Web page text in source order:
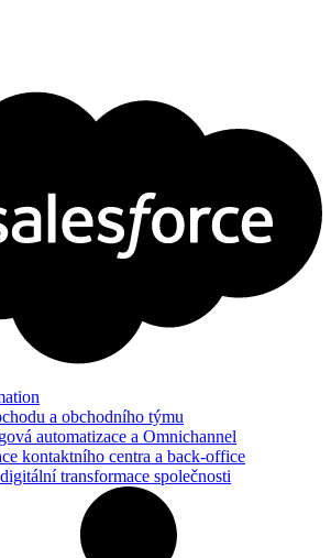
a obchodního týmu
automatizace a Omnichannel
kontaktního centra a back-office
transformace společnosti